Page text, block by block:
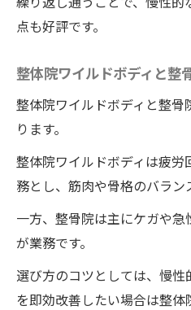
点も好評です。
整体院ワイルドボディと整
整体院ワイルドボディと整
ります。
整体院ワイルドボディは疲
務とし、筋肉や骨格のバラン
一方、整骨院は主にケガや
が業務です。
選び方のコツとしては、慢
を即効改善したい場合は整